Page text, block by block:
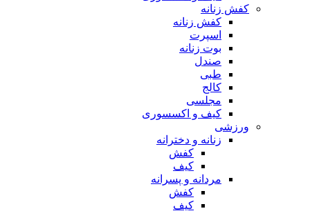
کفش زنانه
کفش زنانه
اسپرت
بوت زنانه
مجلسی
کیف و اکسسوری
ورزشی
زنانه و دخترانه
مردانه و پسرانه